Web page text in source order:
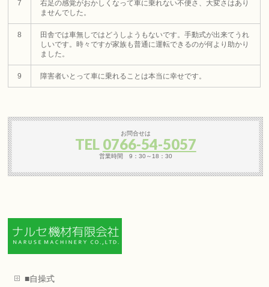
7
右足の感覚がおかしくなって車に乗れない不便さ、大変さはあり
ませんでした。
8
田舎では車無しではどうしようもないです。手動式が出来てうれ
しいです。時々ですが家族も普通に運転できるのが何より助かり
ました。
9 障害者いとって車に乗れることは本当に幸せです。
お問合せは
TEL 0766-54-5057
営業時間 9：30～18：30
■自操式